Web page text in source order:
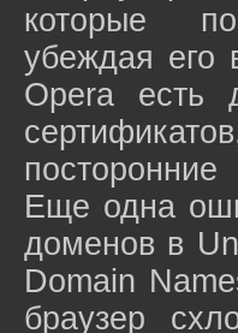
которые
убеждая его
Opera есть
Еще одна
доменов в
Domain
браузер